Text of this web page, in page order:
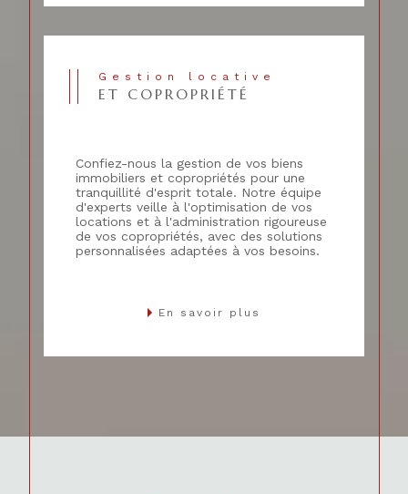
Gestion locative
ET COPROPRIÉTÉ
Confiez-nous la gestion de vos biens
immobiliers et copropriétés pour une
tranquillité d'esprit totale. Notre équipe
d'experts veille à l'optimisation de vos
locations et à l'administration rigoureuse
de vos copropriétés, avec des solutions
personnalisées adaptées à vos besoins.
En savoir plus